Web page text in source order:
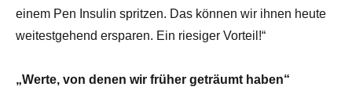
einem Pen Insulin spritzen. Das können wir ihnen heute
weitestgehend ersparen. Ein riesiger Vorteil!“
„Werte, von denen wir früher geträumt haben“